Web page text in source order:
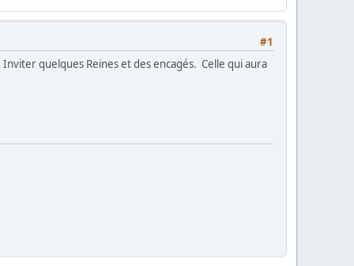
#1
quelques Reines et des encagés. Celle qui aura